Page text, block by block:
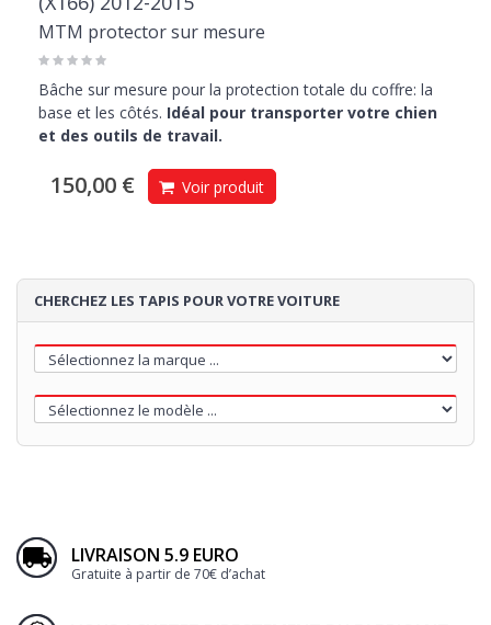
MTM protector sur mesure
Bâche sur mesure pour la protection totale du coffre: la
base et les côtés. Idéal pour transporter votre chien
et des outils de travail.
150,00 € Voir produit
CHERCHEZ LES TAPIS POUR VOTRE VOITURE
LIVRAISON 5.9 EURO
Gratuite à partir de 70€ d’achat